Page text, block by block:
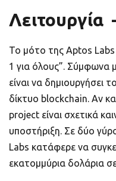
Λειτουργία
Το μότο της Aptos Labs
1 για όλους”. Σύμφωνα
είναι να δημιουργήσει
δίκτυο blockchain. Αν
project είναι σχετικά
υποστήριξη. Σε δύο
Labs κατάφερε να
εκατομμύρια δολάρια